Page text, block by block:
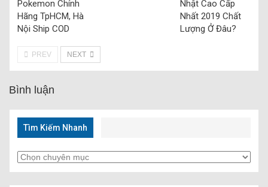
Pokemon Chính
Hãng TpHCM, Hà
Nội Ship COD
Nhật Cao Cấp
Nhất 2019 Chất
Lượng Ở Đâu?
PREV NEXT
Bình luận
Tìm Kiếm Nhanh
Tìm
Kiếm
Nhanh